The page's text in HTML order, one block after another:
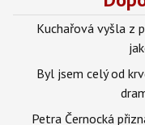
Kuchařová vyšla z
Byl jsem celý od
Petra Černocká